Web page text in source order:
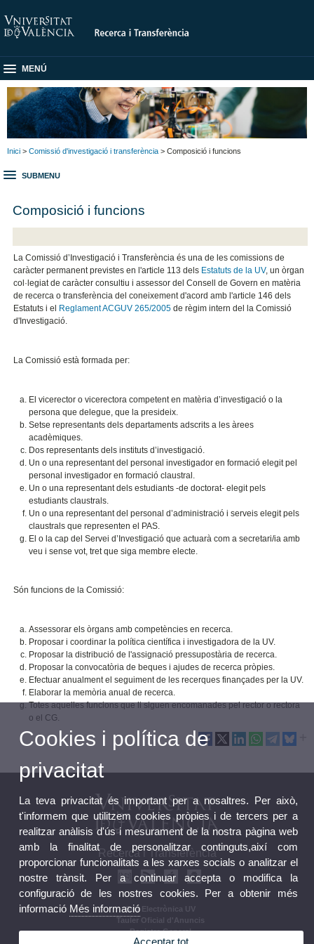
MENÚ
Inici > Comissió d'investigació i transferència > Composició i funcions
SUBMENU
Composició i funcions
La Comissió d’Investigació i Transferència és una de les comissions de
caràcter permanent previstes en l'article 113 dels Estatuts de la UV, un òrgan
col·legiat de caràcter consultiu i assessor del Consell de Govern en matèria
de recerca o transferència del coneixement d'acord amb l'article 146 dels
Estatuts i el
Reglament ACGUV 265/2005 de règim intern del la Comissió
d'Investigació.
La Comissió està formada per:
El vicerector o vicerectora competent en matèria d’investigació o la
persona que delegue, que la presideix.
Setse representants dels departaments adscrits a les àrees
acadèmiques.
Dos representants dels instituts d’investigació.
Un o una representant del personal investigador en formació elegit pel
personal investigador en formació claustral.
Un o una representant dels estudiants -de doctorat- elegit pels
estudiants claustrals.
Un o una representant del personal d’administració i serveis elegit pels
claustrals que representen el PAS.
El o la cap del Servei d’Investigació que actuarà com a secretari/ia amb
veu i sense vot, tret que siga membre electe.
Són funcions de la Comissió:
Assessorar els òrgans amb competències en recerca.
Proposar i coordinar la política científica i investigadora de la UV.
Proposar la distribució de l'assignació pressupostària de recerca.
Proposar la convocatòria de beques i ajudes de recerca pròpies.
Efectuar anualment el seguiment de les recerques finançades per la UV.
Elaborar la memòria anual de recerca.
Totes aquelles funcions que li siguen encomanades pel rector o rectora
o el CG.
Recerca i Transferència
Seu Electrònica UV
Tauler Oficial d'Anuncis
Registre General
Normativa
Cookies i política de
privacitat
La teva privacitat és important per a nosaltres. Per això,
t'informem que utilitzem cookies pròpies i de tercers per a
realitzar anàlisis d'ús i mesurament de la nostra pàgina web
amb la finalitat de personalitzar continguts,així com
proporcionar funcionalitats a les xarxes socials o analitzar el
nostre trànsit. Per a continuar accepta o modifica la
configuració de les nostres cookies. Per a obtenir més
informació Més informació
Acceptar tot